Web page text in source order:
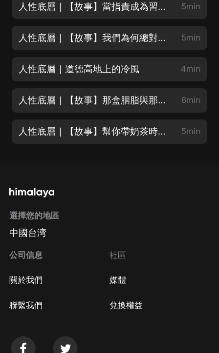
人性底層｜【故事】當指責成為習慣，我們忘了照鏡子 5min
人性底層｜【故事】我們為何總對别人苛刻對自己寬容 5min
人性底層｜道德高地上的冷風 4min
人性底層｜【故事】那盒胭脂與那封未開口的信：付出為何總盼回報 6min
人性底層｜【故事】幫你帶奶茶時，我在想什麼 5min
選擇您的地區
中國台湾
公司信息
關於我們
聯繫我們
社區
媒體
兌換權益